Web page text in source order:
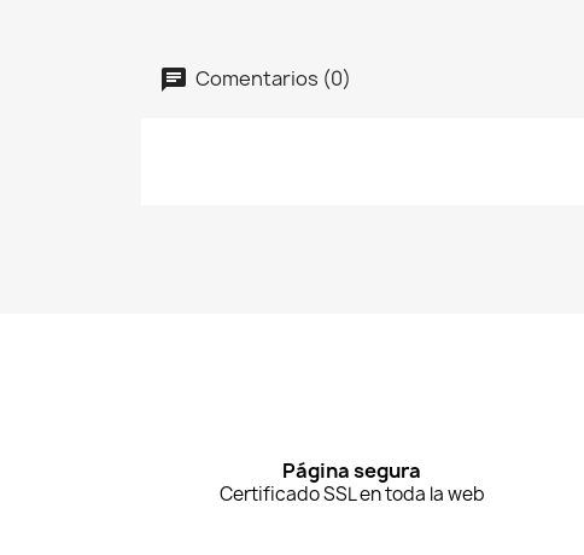
Comentarios (0)
Página segura
Certificado SSL en toda la web